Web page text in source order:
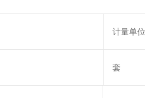
计量单位
套